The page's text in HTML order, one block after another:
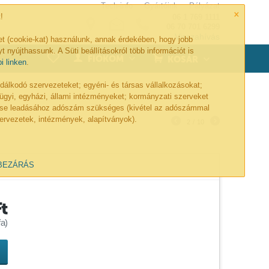
×
(cookie-kat) használunk, annak érdekében, hogy jobb
nyújthassunk. A Süti beállításokról több információt is
linken.
szervezeteket; egyéni- és társas vállalkozásokat;
egyházi, állami intézményeket; kormányzati szerveket
leadásához adószám szükséges (kivétel az adószámmal
intézmények, alapítványok).
Tech-info Gyártóink Pályázat
Visszahívás
0